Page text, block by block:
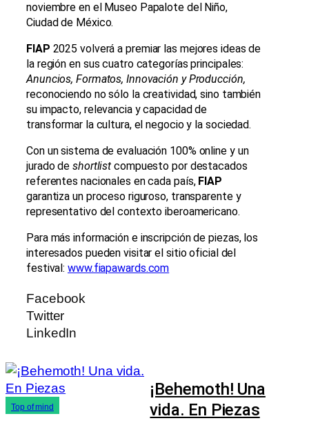
noviembre en el Museo Papalote del Niño,
Ciudad de México.
FIAP 2025 volverá a premiar las mejores ideas de
la región en sus cuatro categorías principales:
Anuncios, Formatos, Innovación y Producción,
reconociendo no sólo la creatividad, sino también
su impacto, relevancia y capacidad de
transformar la cultura, el negocio y la sociedad.
Con un sistema de evaluación 100% online y un
jurado deshortlist compuesto por destacados
referentes nacionales en cada país, FIAP
garantiza un proceso riguroso, transparente y
representativo del contexto iberoamericano.
Para más información e inscripción de piezas, los
interesados pueden visitar el sitio oficial del
festival:www.fiapawards.com
Facebook
Twitter
LinkedIn
Top of mind
¡Behemoth! Una
vida. En Piezas